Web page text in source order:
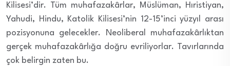
Kilisesi’dir. Tüm muhafazakârlar, Müslüman, Hıristiyan,
Yahudi, Hindu, Katolik Kilisesi’nin 12-15’inci yüzyıl arası
pozisyonuna gelecekler. Neoliberal muhafazakârlıktan
gerçek muhafazakârlığa doğru evriliyorlar. Tavırlarında
çok belirgin zaten bu.